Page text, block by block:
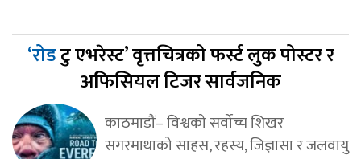
‘रोडटु एभरेस्ट’ वृत्तचित्रको फर्स्ट लुक पोस्टर र
अफिसियल टिजर सार्वजनिक
काठमाडौं– विश्वको सर्वोच्च शिखर
सगरमाथाको साहस, रहस्य, जिज्ञासा र जलवायु